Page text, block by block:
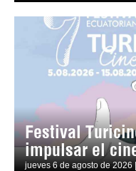
Festival
impulsar el
jueves 6 de agosto de 2026